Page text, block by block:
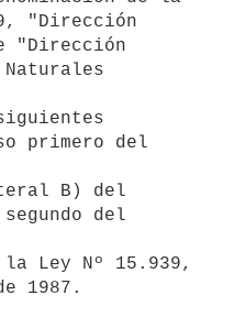
"Dirección
"Dirección
Naturales
primero del
B) del
del
Ley Nº 15.939,